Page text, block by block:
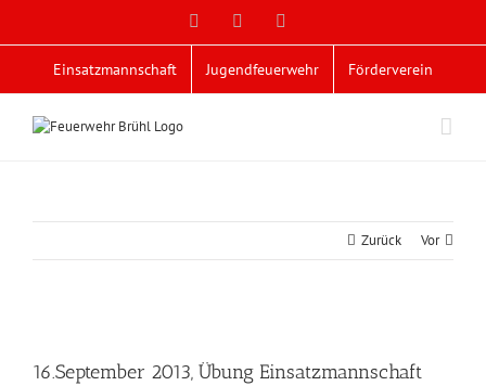
Facebook
Einsatzmannschaft Jugendfeuerwehr Förderverein
Zurück Vor
Bild
16.September 2013, Übung Einsatzmannschaft